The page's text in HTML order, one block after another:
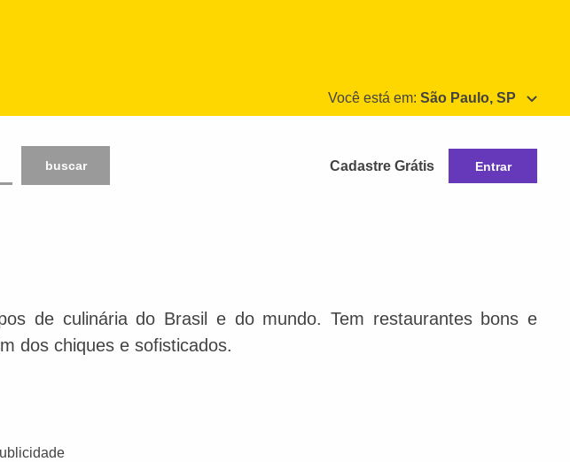
Você está em: São Paulo, SP
buscar
Cadastre Grátis Entrar
de culinária do Brasil e do mundo. Tem restaurantes bons e
dos chiques e sofisticados.